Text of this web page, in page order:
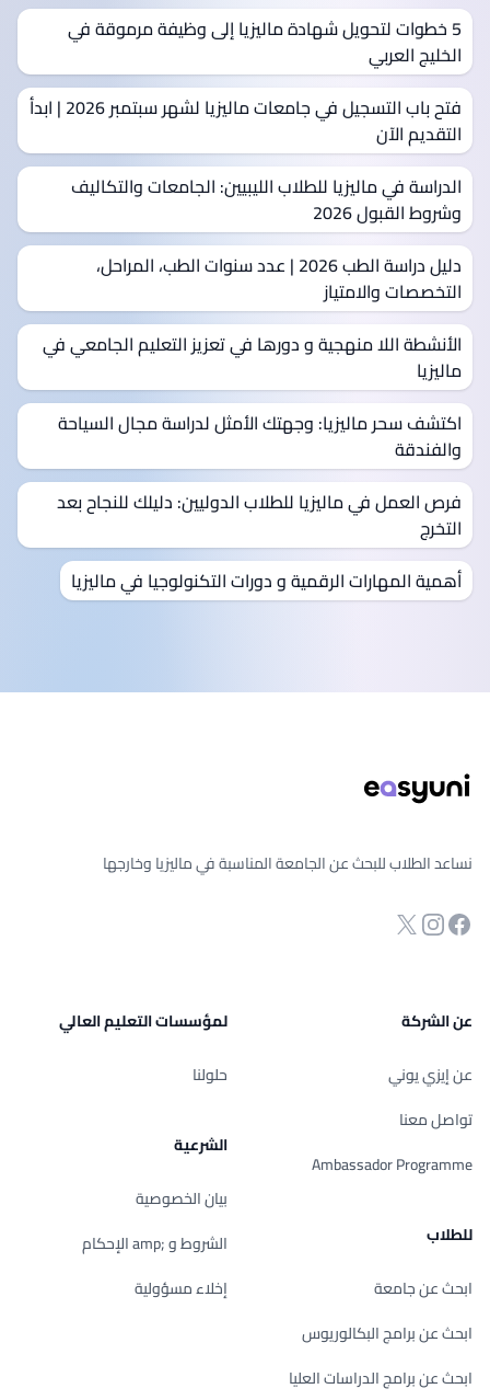
5 خطوات لتحويل شهادة ماليزيا إلى وظيفة مرموقة في
الخليج العربي
فتح باب التسجيل في جامعات ماليزيا لشهر سبتمبر 2026 | ابدأ
التقديم الآن
الدراسة في ماليزيا للطلاب الليبيين: الجامعات والتكاليف
وشروط القبول 2026
دليل دراسة الطب 2026 | عدد سنوات الطب، المراحل،
التخصصات والامتياز
الأنشطة اللا منهجية و دورها في تعزيز التعليم الجامعي في
ماليزيا
اكتشف سحر ماليزيا: وجهتك الأمثل لدراسة مجال السياحة
والفندقة
فرص العمل في ماليزيا للطلاب الدوليين: دليلك للنجاح بعد
التخرج
أهمية المهارات الرقمية و دورات التكنولوجيا في ماليزيا
نساعد الطلاب للبحث عن الجامعة المناسبة في ماليزيا وخارجها
صفحة الفيسبوك
انستجرام
Twitter
عن الشركة
عن إيزي يوني
تواصل معنا
Ambassador Programme
للطلاب
ابحث عن جامعة
ابحث عن برامج البكالوريوس
ابحث عن برامج الدراسات العليا
لمؤسسات التعليم العالي
حلولنا
الشرعية
بيان الخصوصية
الشروط و ;amp الإحكام
إخلاء مسؤولية